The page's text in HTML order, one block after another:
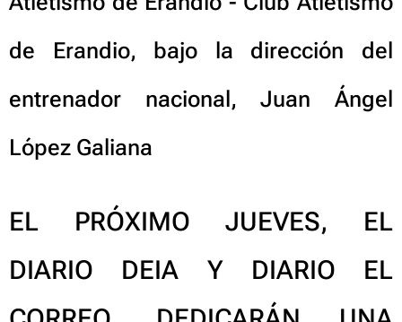
de Erandio, bajo la dirección del
entrenador nacional, Juan Ángel
López Galiana
EL PRÓXIMO JUEVES, EL
DIARIO DEIA Y DIARIO EL